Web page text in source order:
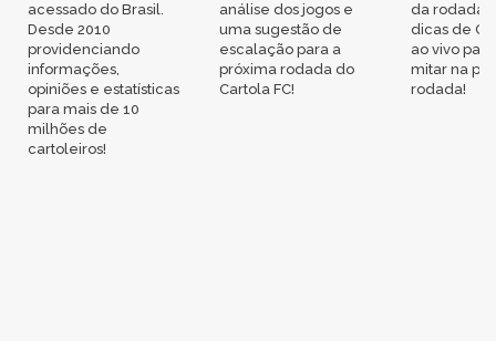
acessado do Brasil.
Desde 2010
providenciando
informações,
opiniões e estatísticas
para mais de 10
milhões de
cartoleiros!
análise dos jogos e
uma sugestão de
escalação para a
próxima rodada do
Cartola FC!
da rodada,
dicas de
ao vivo
mitar na
rodada!